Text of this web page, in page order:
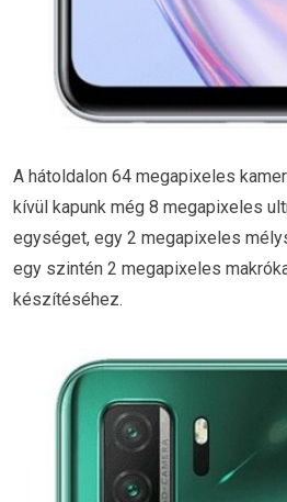
A hátoldalon 64 megapixeles
kívül kapunk még 8 megapixeles
egységet, egy 2 megapixeles
egy szintén 2 megapixeles
készítéséhez.